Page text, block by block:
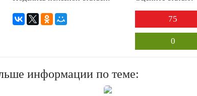
75
0
информации по теме: